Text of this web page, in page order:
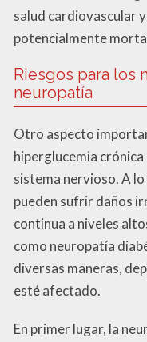
salud cardiovascular
potencialmente
Riesgos para los
neuropatía
Otro aspecto
hiperglucemia
sistema nervioso. A
pueden sufrir daños
continua a niveles
como neuropatía
diversas maneras,
esté afectado.
En primer lugar, la